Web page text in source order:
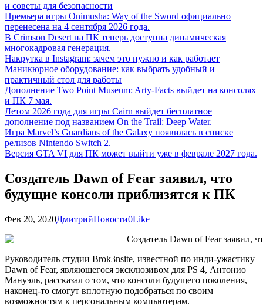
и советы для безопасности
Премьера игры Onimusha: Way of the Sword официально
перенесена на 4 сентября 2026 года.
В Crimson Desert на ПК теперь доступна динамическая
многокадровая генерация.
Накрутка в Instagram: зачем это нужно и как работает
Маникюрное оборудование: как выбрать удобный и
практичный стол для работы
Дополнение Two Point Museum: Arty-Facts выйдет на консолях
и ПК 7 мая.
Летом 2026 года для игры Cairn выйдет бесплатное
дополнение под названием On the Trail: Deep Water.
Игра Marvel’s Guardians of the Galaxy появилась в списке
релизов Nintendo Switch 2.
Версия GTA VI для ПК может выйти уже в феврале 2027 года.
Создатель Dawn of Fear заявил, что
будущие консоли приблизятся к ПК
Фев 20, 2020ДмитрийНовости0Like
Руководитель студии Brok3nsite, известной по инди-ужастику
Dawn of Fear, являющегося эксклюзивом для PS 4, Антонио
Мануэль, рассказал о том, что консоли будущего поколения,
наконец-то смогут вплотную подобраться по своим
возможностям к персональным компьютерам.